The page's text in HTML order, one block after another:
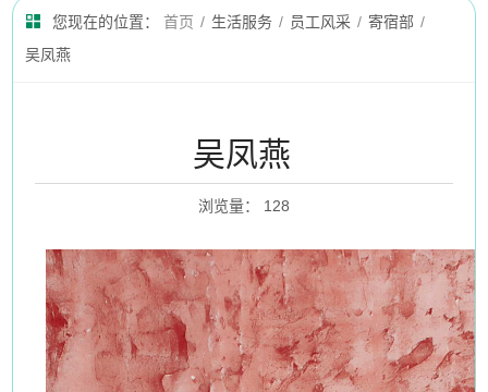
您现在的位置： 首页 / 生活服务 / 员工风采 / 寄宿部 /
吴凤燕
吴凤燕
浏览量： 128